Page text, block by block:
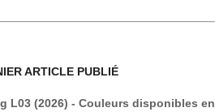
ARTICLE PUBLIÉ
L03 (2026) - Couleurs disponibles en